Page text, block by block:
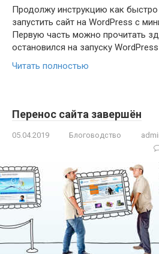
Продолжу инструкцию как быстро
запустить сайт на WordPress с
Первую часть можно прочитать
остановился на запуску
Читать полностью
Перенос сайта завершён
05.04.2019 Блоговодство